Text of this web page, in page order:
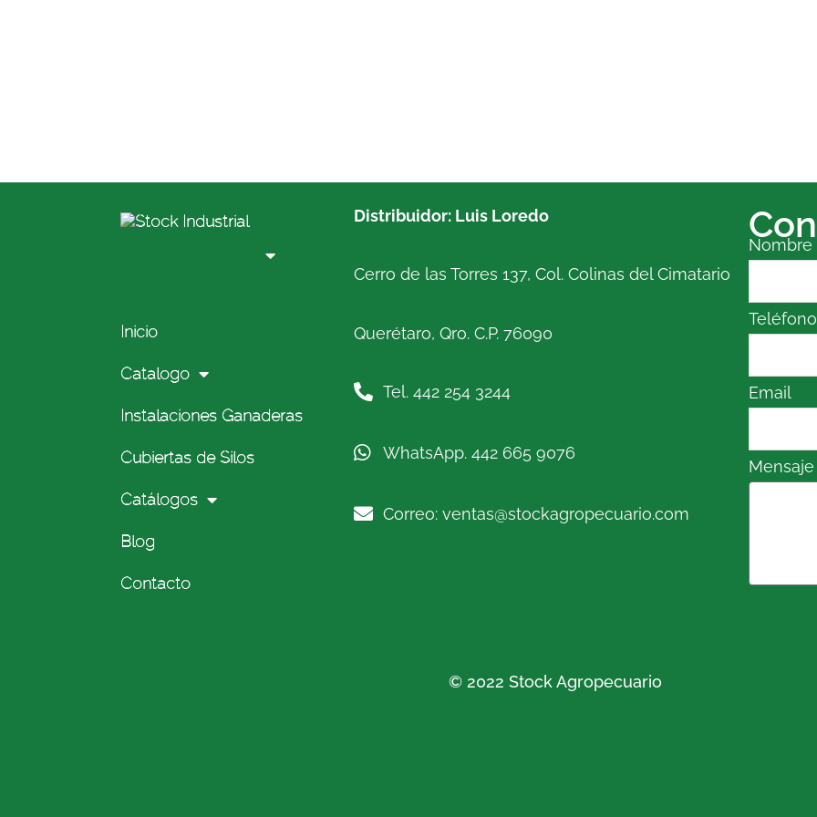
Inicio
Catalogo
Instalaciones Ganaderas
Cubiertas de Silos
Catálogos
Blog
Contacto
Distribuidor: Luis Loredo
Cerro de las Torres 137, Col. Colinas del Cimatario
Querétaro, Qro. C.P. 76090
Tel. 442 254 3244
WhatsApp. 442 665 9076
Correo: ventas@stockagropecuario.com
Nombre
Teléfono
Email
Mensaje
© 2022 Stock Agropecuario